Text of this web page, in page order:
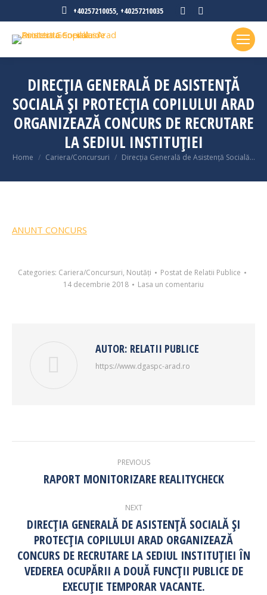
+40257210055, +40257210035
Facebook
in
window
in
window
DIRECȚIA GENERALĂ DE ASISTENȚĂ
SOCIALĂ ȘI PROTECȚIA COPILULUI ARAD
ORGANIZEAZĂ CONCURS DE RECRUTARE
LA SEDIUL INSTITUȚIEI
You are here:
Home Cariera/Concursuri Direcția Generală de Asistență Socială…
ANUNT CONCURS
Categories: Cariera/Concursuri, Noutăți Postat de Relatii Publice
14 decembrie 2018
Lasa un comentariu
AUTOR: RELATII PUBLICE
https://www.dgaspc-arad.ro
NAVIGATION
PREVIOUS
Previous
RAPORT MONITORIZARE REALITYCHECK
NEXT
Next
post:
DIRECȚIA GENERALĂ DE ASISTENȚĂ SOCIALĂ ȘI
PROTECȚIA COPILULUI ARAD ORGANIZEAZĂ
CONCURS DE RECRUTARE LA SEDIUL INSTITUȚIEI ÎN
VEDEREA OCUPĂRII A DOUĂ FUNCȚII PUBLICE DE
EXECUȚIE TEMPORAR VACANTE.